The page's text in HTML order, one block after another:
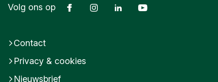
Volg ons op FacebookInstagramLinkedIn
Contact
Privacy & cookies
Nieuwsbrief